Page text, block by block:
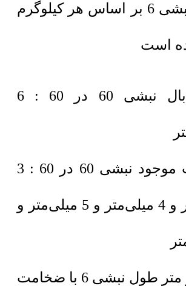
قیمت نبشی 6 بر اساس هر کیلوگرم
است
عرض بال نبشی 60 در 60 : 6
ضخامت موجود نبشی 60 در 60 : 3
میلی‌متر و 4 میلی‌متر و 5 میلی‌متر و
وزن هر متر طول نبشی 6 با ضخامت